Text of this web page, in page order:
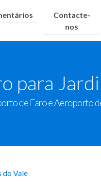
Contacte-
nos
para
de Faro e Aeroporto
do Vale